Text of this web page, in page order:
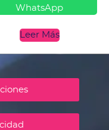
WhatsApp
Leer Más